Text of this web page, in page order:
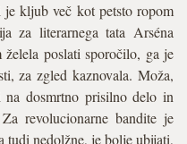
kljub več kot petsto ropom
za literarnega tata Arséna
poslati sporočilo, ga je
za zgled kaznovala. Moža,
dosmrtno prisilno delo in
revolucionarne bandite je
tudi nedolžne, je bolje ubijati,